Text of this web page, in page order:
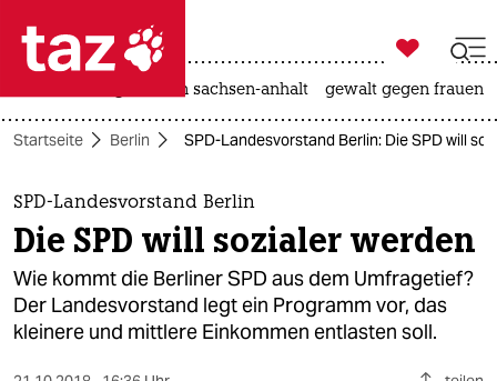
 taz zahl ich
taz zahl ich
themen
politik
öko

taz zahl ich
landtagswahl in sachsen-anhalt gewalt gegen frauen
Startseite Berlin SPD-Landesvorstand Berlin: Die SPD will
SPD-Landesvorstand Berlin
Die SPD will sozialer werden
Wie kommt die Berliner SPD aus dem Umfragetief?
Der Landesvorstand legt ein Programm vor, das
kleinere und mittlere Einkommen entlasten soll.